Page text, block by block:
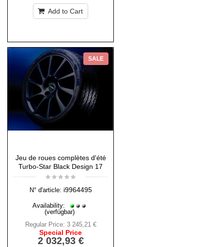
Add to Cart
SALE
Jeu de roues complètes d'été
Turbo-Star Black Design 17
N° d'article: i9964495
Availability:
(verfügbar)
Regular Price: 3 245,21 €
Special Price
2 032,93 €